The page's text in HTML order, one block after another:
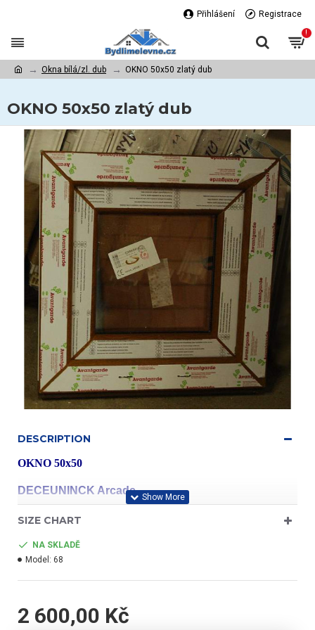
Přihlášení Registrace
!
Okna bílá/zl. dub OKNO 50x50 zlatý dub
OKNO 50x50 zlatý dub
DESCRIPTION
OKNO 50x50
DECEUNINCK Arcade
profil třídy "A"
- jednokřídlé
SIZE CHART
NA SKLADĚ
Model: 68
2 600,00 Kč